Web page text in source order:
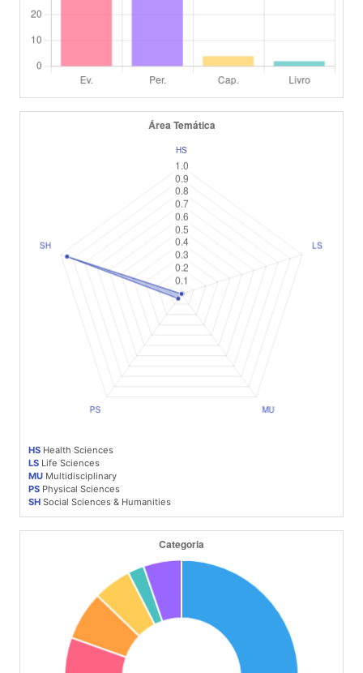
HS Health Sciences
LS Life Sciences
MU Multidisciplinary
PS Physical Sciences
SH Social Sciences & Humanities